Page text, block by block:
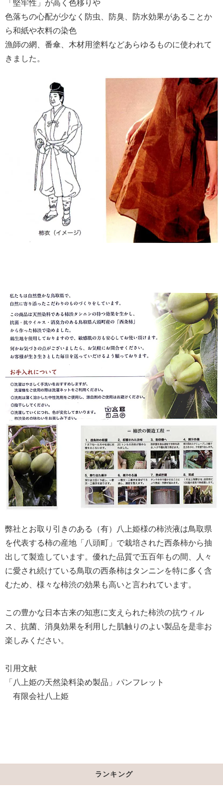
「堅牢性」が高く色移りや
色落ちの心配が少なく防虫、防臭、防水効果があることか
ら和紙や衣料の染色
漁師の網、番傘、木材用塗料などあらゆるものに使われて
きました。
弊社とお取り引きのある（有）八上姫様の柿渋液は鳥取県
を代表する柿の産地「八頭町」で栽培された西条柿から抽
出して製造しています。優れた品質で五百年もの間、人々
に愛され続けている鳥取の西条柿はタンニンを特に多く含
むため、様々な柿渋の効果も高いと言われています。
この豊かな日本古来の知恵に支えられた柿渋の抗ウィル
ス、抗菌、消臭効果を利用した肌触りのよい製品を是非お
楽しみください。
引用文献
「八上姫の天然染料染め製品」パンフレット
有限会社八上姫
ランキング